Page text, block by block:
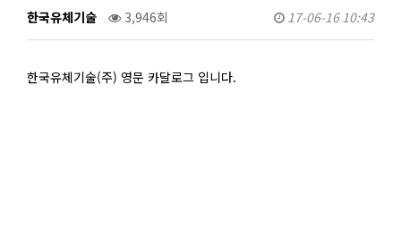
한국유체기술 3,946회 17-06-16 10:43
한국유체기술(주) 영문 카달로그 입니다.